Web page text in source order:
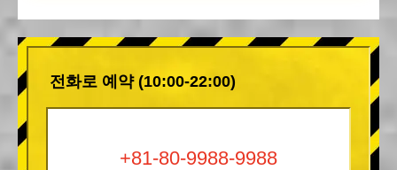
전화로 예약 (10:00-22:00)
+81-80-9988-9988